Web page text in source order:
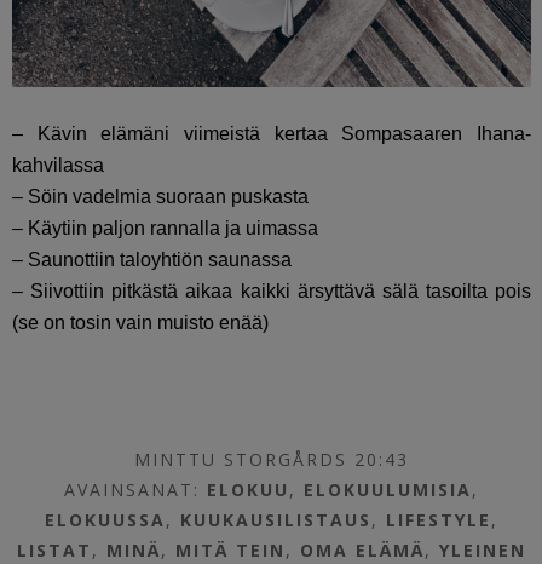
– Kävin elämäni viimeistä kertaa Sompasaaren Ihana-
kahvilassa
– Söin vadelmia suoraan puskasta
– Käytiin paljon rannalla ja uimassa
– Saunottiin taloyhtiön saunassa
– Siivottiin pitkästä aikaa kaikki ärsyttävä sälä tasoilta pois
(se on tosin vain muisto enää)
MINTTU STORGÅRDS 20:43
AVAINSANAT: ELOKUU , ELOKUULUMISIA,
ELOKUUSSA, KUUKAUSILISTAUS , LIFESTYLE ,
LISTAT , MINÄ, MITÄ TEIN , OMA ELÄMÄ,YLEINEN